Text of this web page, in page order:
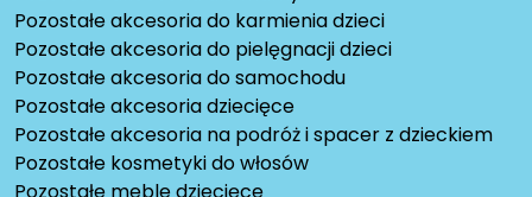
Pozostałe akcesoria do karmienia dzieci
Pozostałe akcesoria do pielęgnacji dzieci
Pozostałe akcesoria do samochodu
Pozostałe akcesoria dziecięce
Pozostałe akcesoria na podróż i spacer z dzieckiem
Pozostałe kosmetyki do włosów